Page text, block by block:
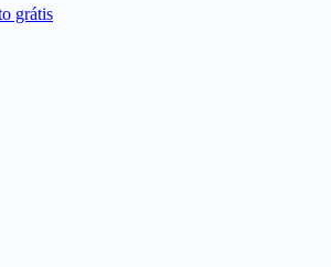
grátis